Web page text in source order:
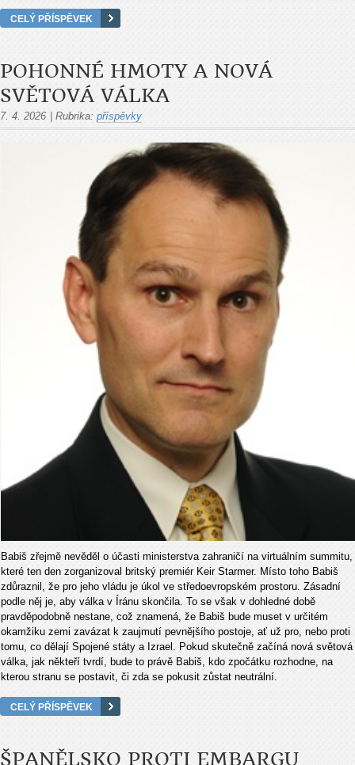
CELÝ PŘÍSPĚVEK
POHONNÉ HMOTY A NOVÁ
SVĚTOVÁ VÁLKA
7. 4. 2026 Rubrika: příspěvky
Babiš zřejmě nevěděl o účasti ministerstva zahraničí na virtuálním summitu,
které ten den zorganizoval britský premiér Keir Starmer. Místo toho Babiš
zdůraznil, že pro jeho vládu je úkol ve středoevropském prostoru. Zásadní
podle něj je, aby válka v Íránu skončila. To se však v dohledné době
pravděpodobně nestane, což znamená, že Babiš bude muset v určitém
okamžiku zemi zavázat k zaujmutí pevnějšího postoje, ať už pro, nebo proti
tomu, co dělají Spojené státy a Izrael. Pokud skutečně začíná nová světová
válka, jak někteří tvrdí, bude to právě Babiš, kdo zpočátku rozhodne, na
kterou stranu se postavit, či zda se pokusit zůstat neutrální.
CELÝ PŘÍSPĚVEK
ŠPANĚLSKO PROTI EMBARGU